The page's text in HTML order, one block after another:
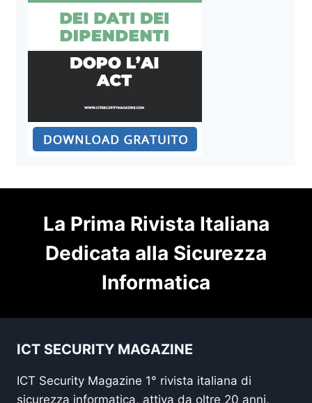
La Prima Rivista Italiana
Dedicata alla Sicurezza
Informatica
ICT SECURITY MAGAZINE
ICT Security Magazine 1° rivista italiana di
sicurezza informatica, attiva da oltre 20 anni,